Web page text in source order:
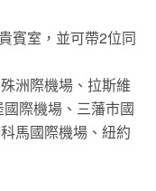
賓室，並可帶2位同
洲際機場、拉斯維
際機場、三藩市國
馬國際機場、紐約